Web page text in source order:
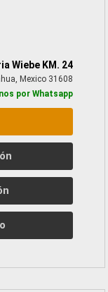
Wiebe KM. 24
Mexico 31608
por Whatsapp